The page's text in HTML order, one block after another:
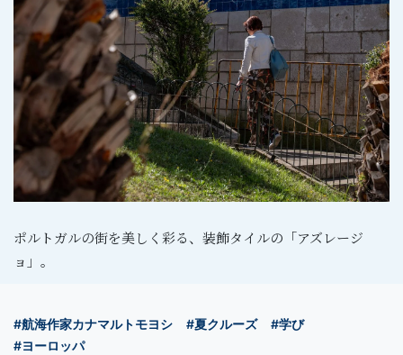
ポルトガルの街を美しく彩る、装飾タイルの「アズレージ
ョ」。
#航海作家カナマルトモヨシ #夏クルーズ
#学び
#ヨーロッパ